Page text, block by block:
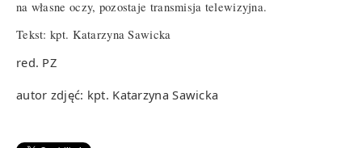
na własne oczy, pozostaje transmisja telewizyjna.
Tekst: kpt. Katarzyna Sawicka
red. PZ
autor zdjęć: kpt. Katarzyna Sawicka